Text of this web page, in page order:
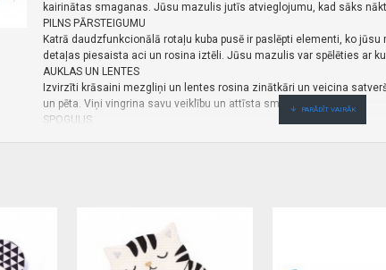
kairinātas smaganas. Jūsu mazulis jutīs atvieglojumu, kad sāks
PILNS PĀRSTEIGUMU
Katrā daudzfunkcionālā rotaļu kuba pusē ir paslēpti elementi, ko
detaļas piesaista aci un rosina iztēli. Jūsu mazulis var spēlēties ar
AUKLAS UN LENTES
Izvirzīti krāsaini mezgliņi un lentes rosina zinātkāri un veicina
un pēta. Viņi vingrina savu veiklību un attīsta smalko motoriku.
SPOGULIS
DROŠĪBAS INFORMĀCIJA
Noņemiet no rotaļlietas visas drošības funkcijas, kas varētu būt
Pirms rotaļlietas nodošanas bērnam pārbaudiet tās kvalitāti. Tikai